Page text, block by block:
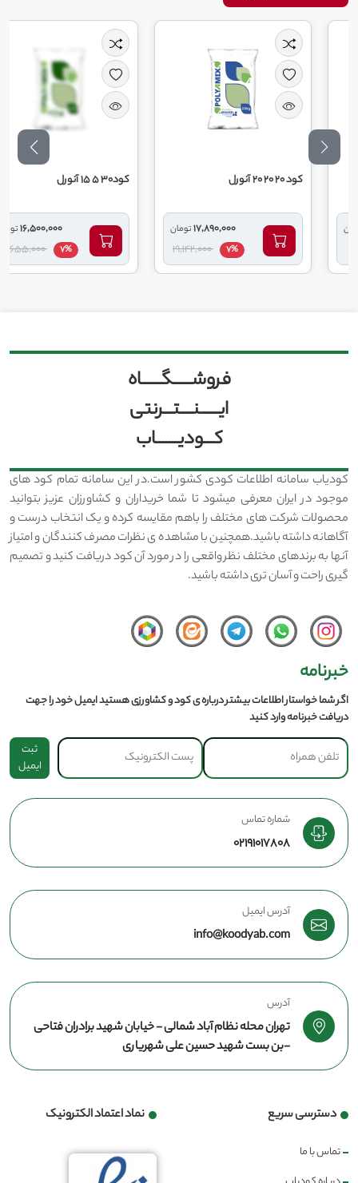
17,890,000تومان
7%
19,142,000
16,500,000تومان
7%
17,655,000
فروشــــــگــــــاه
ایــــــنــــتـــرنتی
کـــودیـــــــاب
کودیاب سامانه اطلاعات کودی کشور است.در این سامانه تمام کود های
موجود در ایران معرفی میشود تا شما خریداران و کشاورزان عزیز بتوانید
محصولات شرکت های مختلف را باهم مقایسه کرده و یک انتخاب درست و
آگاهانه داشته باشید.همچنین با مشاهده ی نظرات مصرف کنندگان و امتیاز
آنها به برندهای مختلف نظر واقعی را در مورد آن کود دریافت کنید و تصمیم
گیری راحت و آسان تری داشته باشید.
خبرنامه
اگر شما خواستار اطلاعات بیشتر درباره ی کود و کشاورزی هستید ایمیل خود را جهت
دریافت خبرنامه وارد کنید
ثبت
ایمیل
شماره تماس
02191017808
آدرس ایمیل
info@koodyab.com
آدرس
تهران محله نظام آباد شمالی - خیابان شهید برادران فتاحی
-بن بست شهید حسین علی شهریاری
دسترسی سریع
تماس با ما
نماد اعتماد الکترونیک